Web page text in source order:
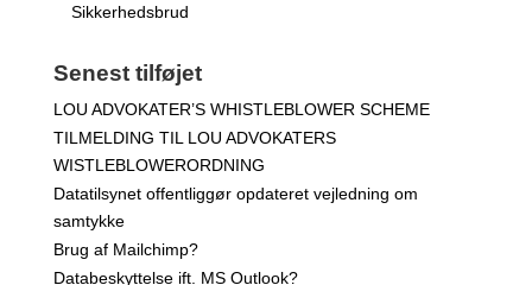
Sikkerhedsbrud
Senest tilføjet
LOU ADVOKATER’S WHISTLEBLOWER SCHEME
TILMELDING TIL LOU ADVOKATERS
WISTLEBLOWERORDNING
Datatilsynet offentliggør opdateret vejledning om
samtykke
Brug af Mailchimp?
Databeskyttelse ift. MS Outlook?